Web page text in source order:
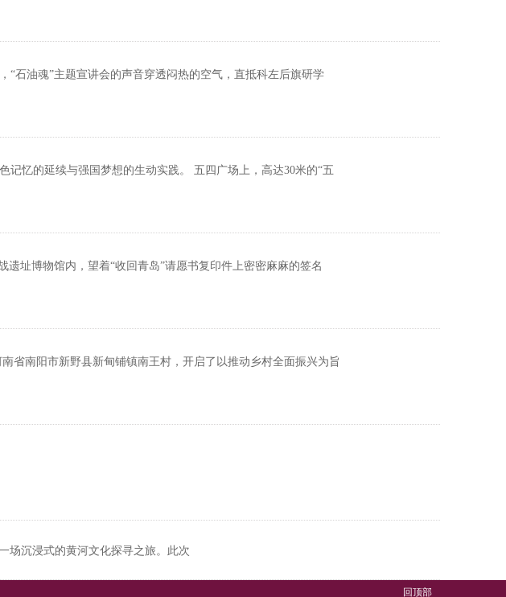
“石油魂”主题宣讲会的声音穿透闷热的空气，直抵科左后旗研学
忆的延续与强国梦想的生动实践。 五四广场上，高达30米的“五
址博物馆内，望着“收回青岛”请愿书复印件上密密麻麻的签名
省南阳市新野县新甸铺镇南王村，开启了以推动乡村全面振兴为旨
场沉浸式的黄河文化探寻之旅。此次
回顶部